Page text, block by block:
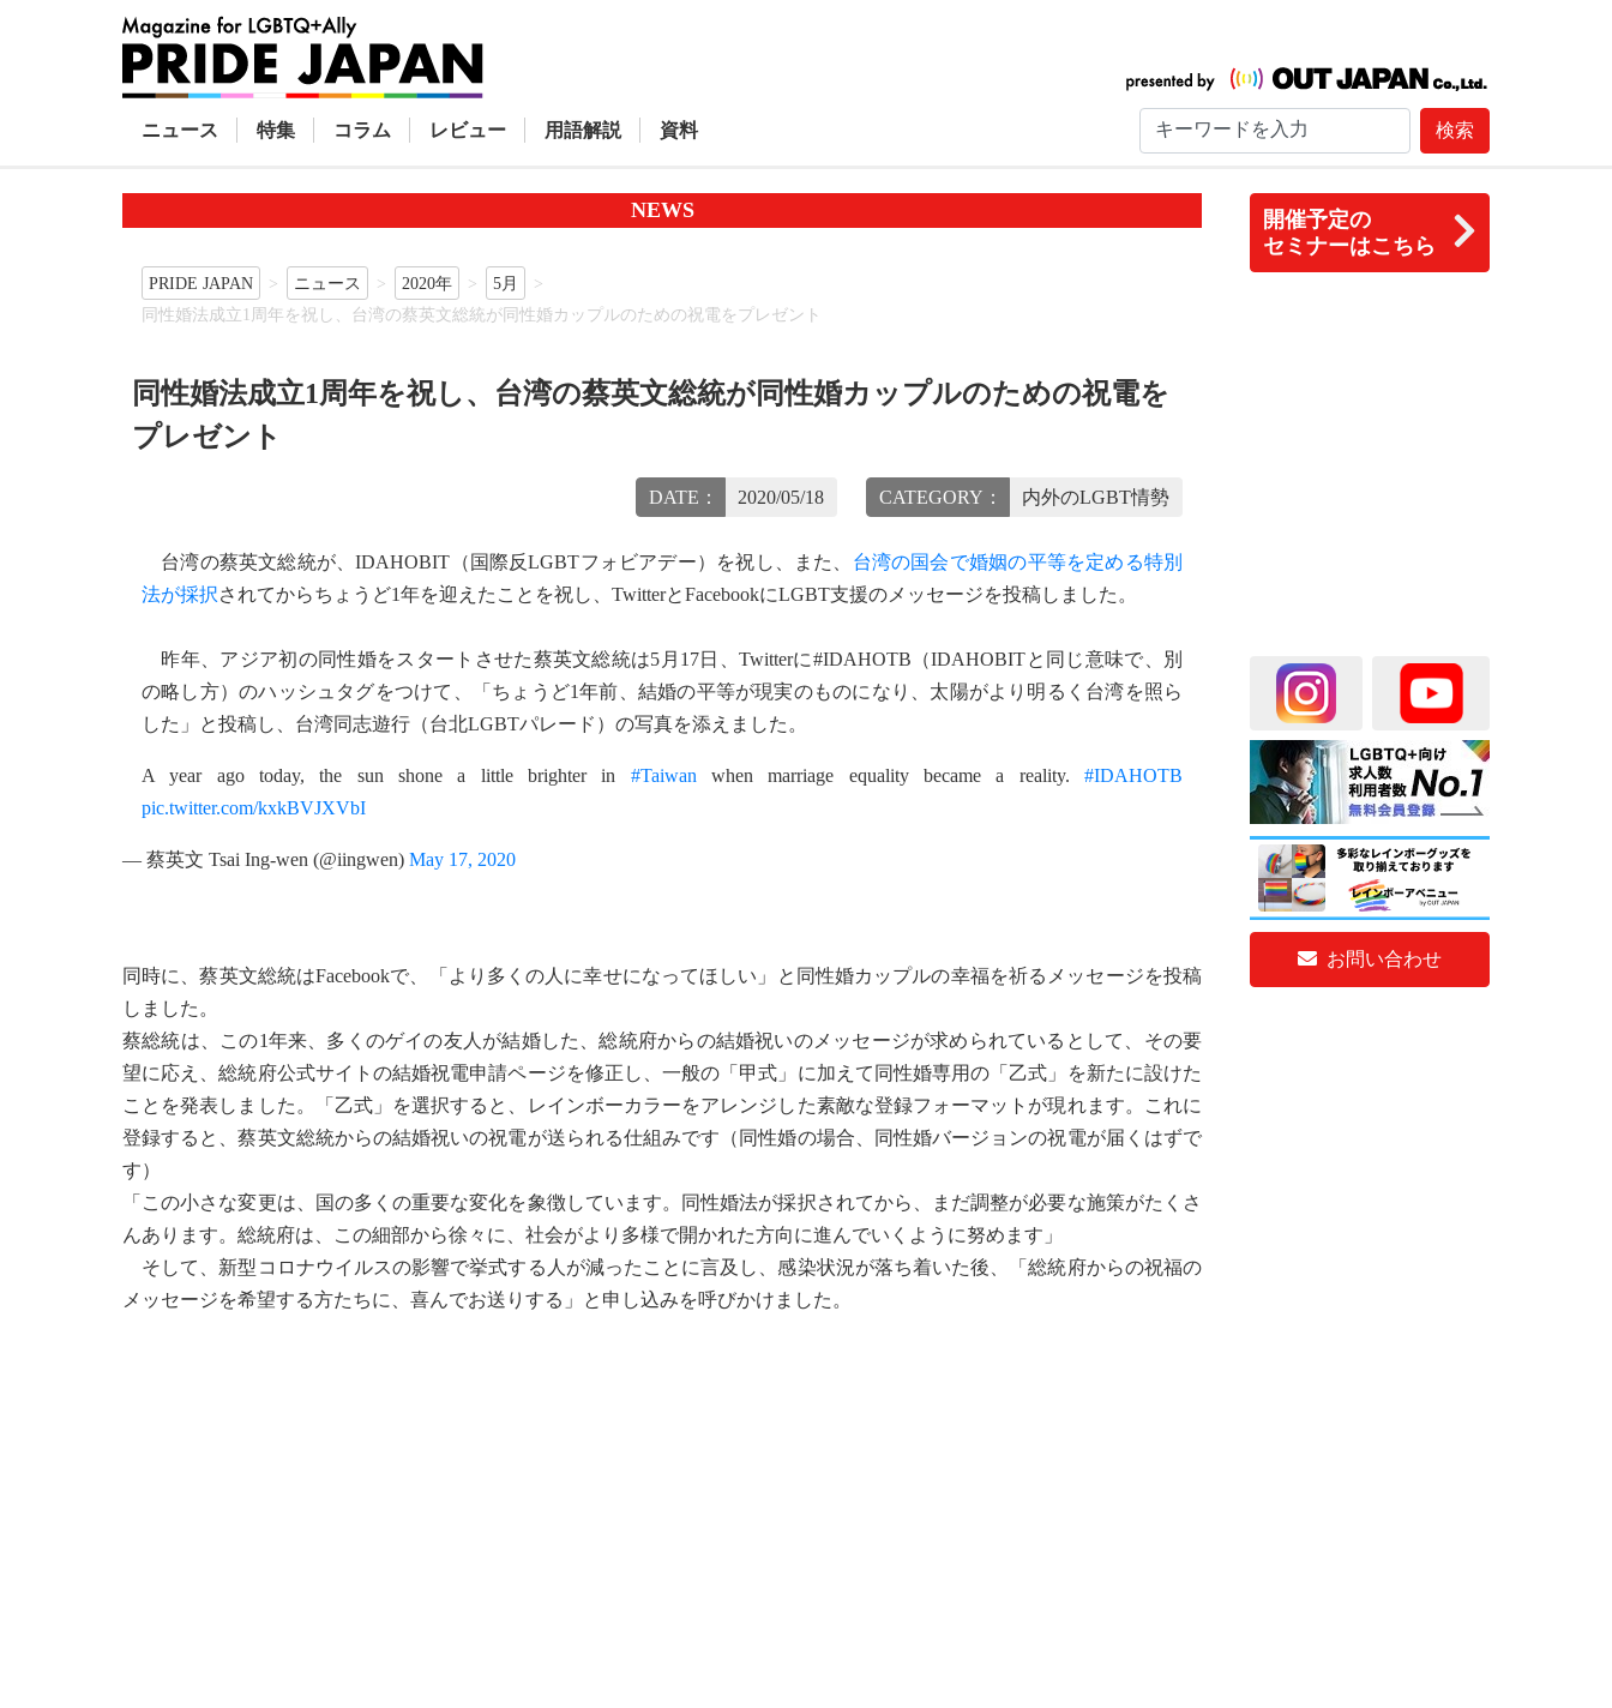
ニュース 特集 コラム レビュー 用語解説 資料 検索
開催予定の
セミナーはこちら
お問い合わせ
NEWS
PRIDE JAPAN ニュース 2020年
5月
同性婚法成立1周年を祝し、台湾の蔡英文総統が同性婚カップルのための祝電をプレゼント
同性婚法成立1周年を祝し、台湾の蔡英文総統が同性婚カップルのための祝電を
プレゼント
DATE： 2020/05/18 CATEGORY： 内外のLGBT情勢
台湾の蔡英文総統が、IDAHOBIT（国際反LGBTフォビアデー）を祝し、また、 台湾の国会で婚姻の平等を定める特別
法が採択されてからちょうど1年を迎えたことを祝し、TwitterとFacebookにLGBT支援のメッセージを投稿しました。
昨年、アジア初の同性婚をスタートさせた蔡英文総統は5月17日、Twitterに#IDAHOTB（IDAHOBITと同じ意味で、別
の略し方）のハッシュタグをつけて、「ちょうど1年前、結婚の平等が現実のものになり、太陽がより明るく台湾を照ら
した」と投稿し、台湾同志遊行（台北LGBTパレード）の写真を添えました。
A year ago today, the sun shone a little brighter in #Taiwan when marriage equality became a reality.#IDAHOTB
pic.twitter.com/kxkBVJXVbI
— 蔡英文 Tsai Ing-wen (@iingwen) May 17, 2020
同時に、蔡英文総統はFacebookで、「より多くの人に幸せになってほしい」と同性婚カップルの幸福を祈るメッセージを投稿
しました。
蔡総統は、この1年来、多くのゲイの友人が結婚した、総統府からの結婚祝いのメッセージが求められているとして、その要
望に応え、総統府公式サイトの結婚祝電申請ページを修正し、一般の「甲式」に加えて同性婚専用の「乙式」を新たに設けた
ことを発表しました。「乙式」を選択すると、レインボーカラーをアレンジした素敵な登録フォーマットが現れます。これに
登録すると、蔡英文総統からの結婚祝いの祝電が送られる仕組みです（同性婚の場合、同性婚バージョンの祝電が届くはずで
す）
「この小さな変更は、国の多くの重要な変化を象徴しています。同性婚法が採択されてから、まだ調整が必要な施策がたくさ
んあります。総統府は、この細部から徐々に、社会がより多様で開かれた方向に進んでいくように努めます」
そして、新型コロナウイルスの影響で挙式する人が減ったことに言及し、感染状況が落ち着いた後、「総統府からの祝福の
メッセージを希望する方たちに、喜んでお送りする」と申し込みを呼びかけました。